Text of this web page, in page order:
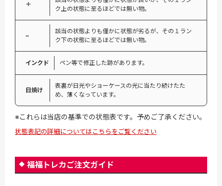
＋
ク上の状態に至るほどでは無い物。
−
該当の状態よりも僅かに状態が劣るが、その１ラン
ク下の状態に至るほどでは無い物。
インクド ペン等で修正した跡があります。
日焼け
表裏が日光やショーケースの光に当たり続けたた
め、薄くなっています。
※これらは当店の基準での状態表です。予めご了承ください。
状態表記の詳細についてはこちらをご覧ください
福福トレカご注文ガイド